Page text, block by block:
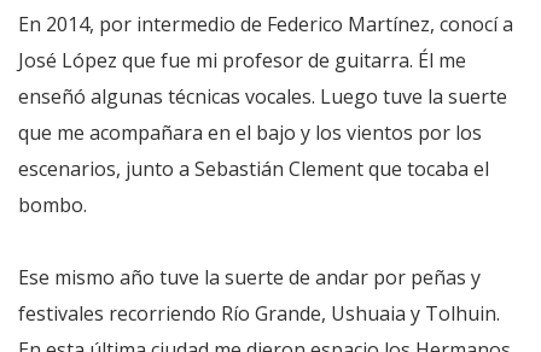
En 2014, por intermedio de Federico Martínez, conocí a
José López que fue mi profesor de guitarra. Él me
enseñó algunas técnicas vocales. Luego tuve la suerte
que me acompañara en el bajo y los vientos por los
escenarios, junto a Sebastián Clement que tocaba el
bombo.
Ese mismo año tuve la suerte de andar por peñas y
festivales recorriendo Río Grande, Ushuaia y Tolhuin.